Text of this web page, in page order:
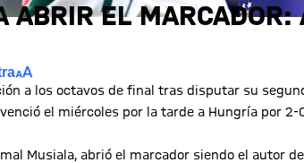
ABRIR EL MARCADOR:
a los octavos de final tras disputar su
el miércoles por la tarde a Hungría por
Musiala, abrió el marcador siendo el autor